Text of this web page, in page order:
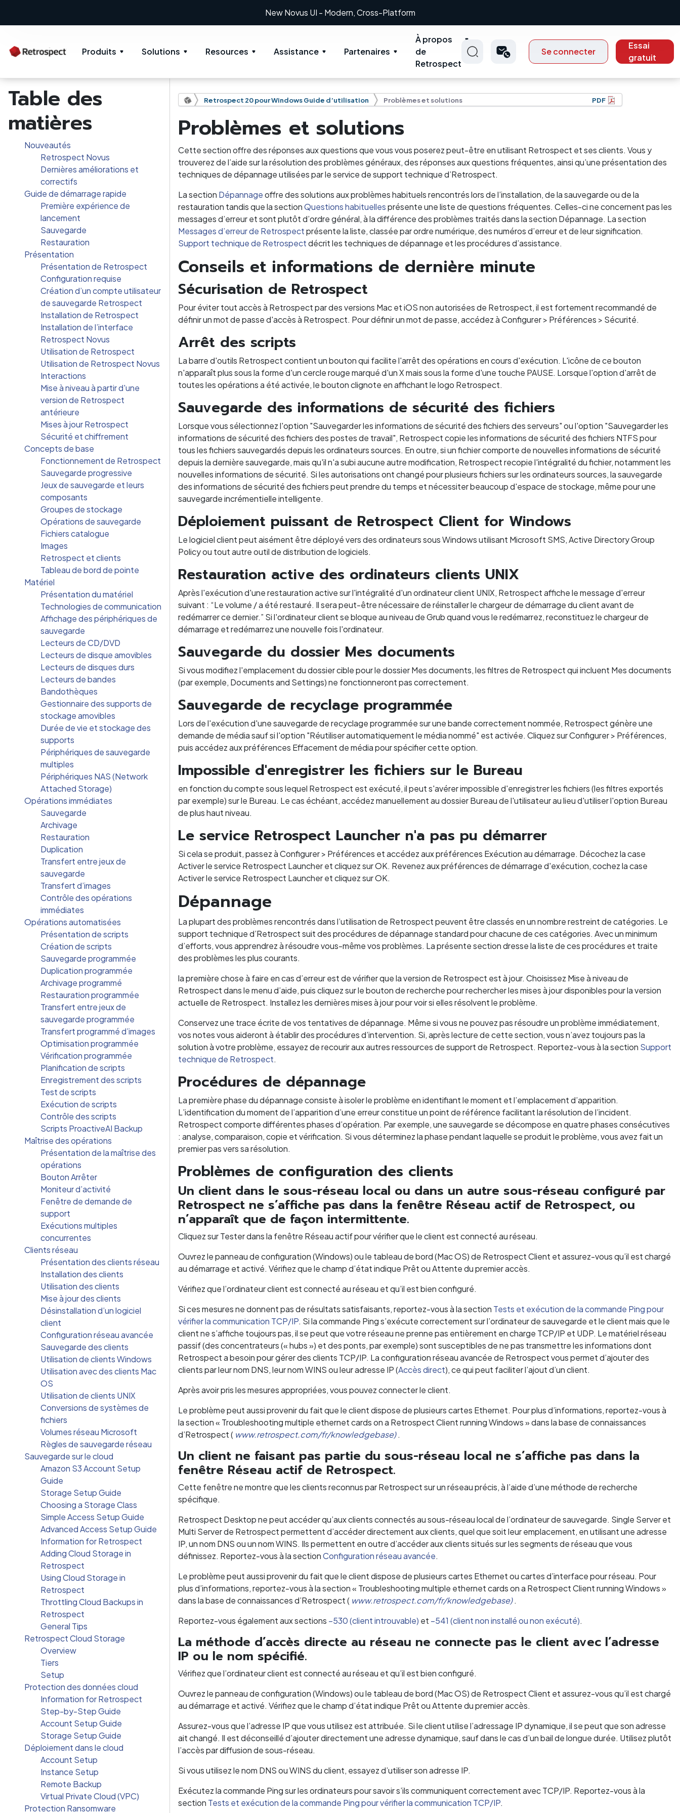
New: Retrospect 20.0.1
Produits Solutions Resources Assistance Partenaires
À propos
de
Retrospect
Se connecter
Essai
gratuit
Table des
matières
Nouveautés
Retrospect Novus
Dernières améliorations et
correctifs
Guide de démarrage rapide
Première expérience de
lancement
Sauvegarde
Restauration
Présentation
Présentation de Retrospect
Configuration requise
Création d’un compte utilisateur
de sauvegarde Retrospect
Installation de Retrospect
Installation de l’interface
Retrospect Novus
Utilisation de Retrospect
Utilisation de Retrospect Novus
Interactions
Mise à niveau à partir d'une
version de Retrospect
antérieure
Mises à jour Retrospect
Sécurité et chiffrement
Concepts de base
Fonctionnement de Retrospect
Sauvegarde progressive
Jeux de sauvegarde et leurs
composants
Groupes de stockage
Opérations de sauvegarde
Fichiers catalogue
Images
Retrospect et clients
Tableau de bord de pointe
Matériel
Présentation du matériel
Technologies de communication
Affichage des périphériques de
sauvegarde
Lecteurs de CD/DVD
Lecteurs de disque amovibles
Lecteurs de disques durs
Lecteurs de bandes
Bandothèques
Gestionnaire des supports de
stockage amovibles
Durée de vie et stockage des
supports
Périphériques de sauvegarde
multiples
Périphériques NAS (Network
Attached Storage)
Opérations immédiates
Sauvegarde
Archivage
Restauration
Duplication
Transfert entre jeux de
sauvegarde
Transfert d’images
Contrôle des opérations
immédiates
Opérations automatisées
Présentation de scripts
Création de scripts
Sauvegarde programmée
Duplication programmée
Archivage programmé
Restauration programmée
Transfert entre jeux de
sauvegarde programmée
Transfert programmé d’images
Optimisation programmée
Vérification programmée
Planification de scripts
Enregistrement des scripts
Test de scripts
Exécution de scripts
Contrôle des scripts
Scripts ProactiveAI Backup
Maîtrise des opérations
Présentation de la maîtrise des
opérations
Bouton Arrêter
Moniteur d’activité
Fenêtre de demande de
support
Exécutions multiples
concurrentes
Clients réseau
Présentation des clients réseau
Installation des clients
Utilisation des clients
Mise à jour des clients
Désinstallation d’un logiciel
client
Configuration réseau avancée
Sauvegarde des clients
Utilisation de clients Windows
Utilisation avec des clients Mac
OS
Utilisation de clients UNIX
Conversions de systèmes de
fichiers
Volumes réseau Microsoft
Règles de sauvegarde réseau
Sauvegarde sur le cloud
Amazon S3 Account Setup
Guide
Storage Setup Guide
Choosing a Storage Class
Simple Access Setup Guide
Advanced Access Setup Guide
Information for Retrospect
Adding Cloud Storage in
Retrospect
Using Cloud Storage in
Retrospect
Throttling Cloud Backups in
Retrospect
General Tips
Retrospect Cloud Storage
Overview
Tiers
Setup
Protection des données cloud
Information for Retrospect
Step-by-Step Guide
Account Setup Guide
Storage Setup Guide
Déploiement dans le cloud
Account Setup
Instance Setup
Remote Backup
Virtual Private Cloud (VPC)
Protection Ransomware
Retrospect 20 pour Windows Guide d’utilisation Problèmes et solutions PDF
Problèmes et solutions
Cette section offre des réponses aux questions que vous vous poserez peut-être en utilisant Retrospect et ses clients. Vous y
trouverez de l’aide sur la résolution des problèmes généraux, des réponses aux questions fréquentes, ainsi qu’une présentation des
techniques de dépannage utilisées par le service de support technique d’Retrospect.
La section Dépannageoffre des solutions aux problèmes habituels rencontrés lors de l’installation, de la sauvegarde ou de la
restauration tandis que la sectionQuestions habituellesprésente une liste de questions fréquentes. Celles-ci ne concernent pas les
messages d’erreur et sont plutôt d’ordre général, à la différence des problèmes traités dans la section Dépannage. La section
Messages d’erreur de Retrospectprésente la liste, classée par ordre numérique, des numéros d’erreur et de leur signification.
Support technique de Retrospectdécrit les techniques de dépannage et les procédures d’assistance.
Conseils et informations de dernière minute
Sécurisation de Retrospect
Pour éviter tout accès à Retrospect par des versions Mac et iOS non autorisées de Retrospect, il est fortement recommandé de
définir un mot de passe d'accès à Retrospect. Pour définir un mot de passe, accédez à Configurer > Préférences > Sécurité.
Arrêt des scripts
La barre d'outils Retrospect contient un bouton qui facilite l'arrêt des opérations en cours d'exécution. L'icône de ce bouton
n'apparaît plus sous la forme d'un cercle rouge marqué d'un X mais sous la forme d'une touche PAUSE. Lorsque l'option d'arrêt de
toutes les opérations a été activée, le bouton clignote en affichant le logo Retrospect.
Sauvegarde des informations de sécurité des fichiers
Lorsque vous sélectionnez l'option "Sauvegarder les informations de sécurité des fichiers des serveurs" ou l'option "Sauvegarder les
informations de sécurité des fichiers des postes de travail", Retrospect copie les informations de sécurité des fichiers NTFS pour
tous les fichiers sauvegardés depuis les ordinateurs sources. En outre, si un fichier comporte de nouvelles informations de sécurité
depuis la dernière sauvegarde, mais qu'il n'a subi aucune autre modification, Retrospect recopie l'intégralité du fichier, notamment les
nouvelles informations de sécurité. Si les autorisations ont changé pour plusieurs fichiers sur les ordinateurs sources, la sauvegarde
des informations de sécurité des fichiers peut prendre du temps et nécessiter beaucoup d'espace de stockage, même pour une
sauvegarde incrémentielle intelligente.
Déploiement puissant de Retrospect Client for Windows
Le logiciel client peut aisément être déployé vers des ordinateurs sous Windows utilisant Microsoft SMS, Active Directory Group
Policy ou tout autre outil de distribution de logiciels.
Restauration active des ordinateurs clients UNIX
Après l'exécution d'une restauration active sur l'intégralité d'un ordinateur client UNIX, Retrospect affiche le message d'erreur
suivant : “Le volume / a été restauré. Il sera peut-être nécessaire de réinstaller le chargeur de démarrage du client avant de
redémarrer ce dernier.” Si l'ordinateur client se bloque au niveau de Grub quand vous le redémarrez, reconstituez le chargeur de
démarrage et redémarrez une nouvelle fois l'ordinateur.
Sauvegarde du dossier Mes documents
Si vous modifiez l'emplacement du dossier cible pour le dossier Mes documents, les filtres de Retrospect qui incluent Mes documents
(par exemple, Documents and Settings) ne fonctionneront pas correctement.
Sauvegarde de recyclage programmée
Lors de l'exécution d'une sauvegarde de recyclage programmée sur une bande correctement nommée, Retrospect génère une
demande de média sauf si l'option "Réutiliser automatiquement le média nommé" est activée. Cliquez sur Configurer > Préférences,
puis accédez aux préférences Effacement de média pour spécifier cette option.
Impossible d'enregistrer les fichiers sur le Bureau
en fonction du compte sous lequel Retrospect est exécuté, il peut s'avérer impossible d'enregistrer les fichiers (les filtres exportés
par exemple) sur le Bureau. Le cas échéant, accédez manuellement au dossier Bureau de l'utilisateur au lieu d'utiliser l'option Bureau
de plus haut niveau.
Le service Retrospect Launcher n'a pas pu démarrer
Si cela se produit, passez à Configurer > Préférences et accédez aux préférences Exécution au démarrage. Décochez la case
Activer le service Retrospect Launcher et cliquez sur OK. Revenez aux préférences de démarrage d'exécution, cochez la case
Activer le service Retrospect Launcher et cliquez sur OK.
Dépannage
La plupart des problèmes rencontrés dans l’utilisation de Retrospect peuvent être classés en un nombre restreint de catégories. Le
support technique d’Retrospect suit des procédures de dépannage standard pour chacune de ces catégories. Avec un minimum
d’efforts, vous apprendrez à résoudre vous-même vos problèmes. La présente section dresse la liste de ces procédures et traite
des problèmes les plus courants.
la première chose à faire en cas d’erreur est de vérifier que la version de Retrospect est à jour. Choisissez Mise à niveau de
Retrospect dans le menu d’aide, puis cliquez sur le bouton de recherche pour rechercher les mises à jour disponibles pour la version
actuelle de Retrospect. Installez les dernières mises à jour pour voir si elles résolvent le problème.
Conservez une trace écrite de vos tentatives de dépannage. Même si vous ne pouvez pas résoudre un problème immédiatement,
vos notes vous aideront à établir des procédures d’intervention. Si, après lecture de cette section, vous n’avez toujours pas la
solution à votre problème, essayez de recourir aux autres ressources de support de Retrospect. Reportez-vous à la section Support
technique de Retrospect.
Procédures de dépannage
La première phase du dépannage consiste à isoler le problème en identifiant le moment et l’emplacement d’apparition.
L’identification du moment de l’apparition d’une erreur constitue un point de référence facilitant la résolution de l’incident.
Retrospect comporte différentes phases d’opération. Par exemple, une sauvegarde se décompose en quatre phases consécutives
: analyse, comparaison, copie et vérification. Si vous déterminez la phase pendant laquelle se produit le problème, vous avez fait un
premier pas vers sa résolution.
Problèmes de configuration des clients
Un client dans le sous-réseau local ou dans un autre sous-réseau configuré par
Retrospect ne s’affiche pas dans la fenêtre Réseau actif de Retrospect, ou
n’apparaît que de façon intermittente.
Cliquez sur Tester dans la fenêtre Réseau actif pour vérifier que le client est connecté au réseau.
Ouvrez le panneau de configuration (Windows) ou le tableau de bord (Mac OS) de Retrospect Client et assurez-vous qu’il est chargé
au démarrage et activé. Vérifiez que le champ d’état indique Prêt ou Attente du premier accès.
Vérifiez que l’ordinateur client est connecté au réseau et qu’il est bien configuré.
Si ces mesures ne donnent pas de résultats satisfaisants, reportez-vous à la section Tests et exécution de la commande Ping pour
vérifier la communication TCP/IP. Si la commande Ping s’exécute correctement sur l’ordinateur de sauvegarde et le client mais que le
client ne s’affiche toujours pas, il se peut que votre réseau ne prenne pas entièrement en charge TCP/IP et UDP. Le matériel réseau
passif (des concentrateurs (« hubs ») et des ponts, par exemple) sont susceptibles de ne pas transmettre les informations dont
Retrospect a besoin pour gérer des clients TCP/IP. La configuration réseau avancée de Retrospect vous permet d’ajouter des
clients par leur nom DNS, leur nom WINS ou leur adresse IP (Accès direct), ce qui peut faciliter l’ajout d’un client.
Après avoir pris les mesures appropriées, vous pouvez connecter le client.
Le problème peut aussi provenir du fait que le client dispose de plusieurs cartes Ethernet. Pour plus d’informations, reportez-vous à
la section « Troubleshooting multiple ethernet cards on a Retrospect Client running Windows » dans la base de connaissances
d’Retrospect ( www.retrospect.com/fr/knowledgebase).
Un client ne faisant pas partie du sous-réseau local ne s’affiche pas dans la
fenêtre Réseau actif de Retrospect.
Cette fenêtre ne montre que les clients reconnus par Retrospect sur un réseau précis, à l’aide d’une méthode de recherche
spécifique.
Retrospect Desktop ne peut accéder qu’aux clients connectés au sous-réseau local de l’ordinateur de sauvegarde. Single Server et
Multi Server de Retrospect permettent d’accéder directement aux clients, quel que soit leur emplacement, en utilisant une adresse
IP, un nom DNS ou un nom WINS. Ils permettent en outre d’accéder aux clients situés sur les segments de réseau que vous
définissez. Reportez-vous à la sectionConfiguration réseau avancée.
Le problème peut aussi provenir du fait que le client dispose de plusieurs cartes Ethernet ou cartes d’interface pour réseau. Pour
plus d’informations, reportez-vous à la section « Troubleshooting multiple ethernet cards on a Retrospect Client running Windows »
dans la base de connaissances d’Retrospect ( www.retrospect.com/fr/knowledgebase).
Reportez-vous également aux sections –530 (client introuvable) et –541 (client non installé ou non exécuté).
La méthode d’accès directe au réseau ne connecte pas le client avec l’adresse
IP ou le nom spécifié.
Vérifiez que l’ordinateur client est connecté au réseau et qu’il est bien configuré.
Ouvrez le panneau de configuration (Windows) ou le tableau de bord (Mac OS) de Retrospect Client et assurez-vous qu’il est chargé
au démarrage et activé. Vérifiez que le champ d’état indique Prêt ou Attente du premier accès.
Assurez-vous que l’adresse IP que vous utilisez est attribuée. Si le client utilise l’adressage IP dynamique, il se peut que son adresse
ait changé. Il est déconseillé d’ajouter directement une adresse dynamique, sauf dans le cas d’un bail de longue durée. Utilisez plutôt
l’accès par diffusion de sous-réseau.
Si vous utilisez le nom DNS ou WINS du client, essayez d’utiliser son adresse IP.
Exécutez la commande Ping sur les ordinateurs pour savoir s’ils communiquent correctement avec TCP/IP. Reportez-vous à la
section Tests et exécution de la commande Ping pour vérifier la communication TCP/IP.